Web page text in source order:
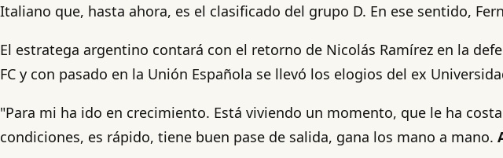
Italiano que, hasta ahora, es el clasificado del grupo D. En ese sentido,
El estratega argentino contará con el retorno de Nicolás Ramírez en la
FC y con pasado en la Unión Española se llevó los elogios del ex
"Para mi ha ido en crecimiento. Está viviendo un momento, que le ha
condiciones, es rápido, tiene buen pase de salida, gana los mano a mano.